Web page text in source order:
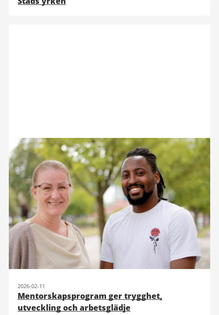
2026-02-11
Mentorskapsprogram ger trygghet,
utveckling och arbetsglädje